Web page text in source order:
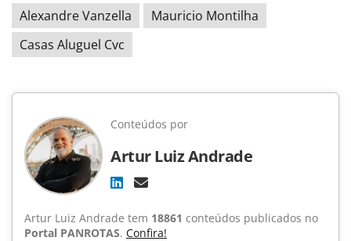
Alexandre Vanzella
Mauricio Montilha
Casas Aluguel Cvc
Conteúdos por
Artur Luiz Andrade
Artur Luiz Andrade tem 18861 conteúdos publicados no
Portal PANROTAS. Confira!